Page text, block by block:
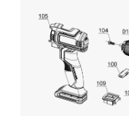
A
This
to